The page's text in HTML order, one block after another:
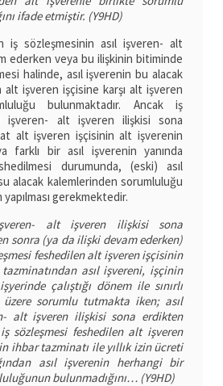
ifade etmiştir. (Y9HD)
iş sözleşmesinin asıl işveren- alt
ederken veya bu ilişkinin bitiminde
halinde, asıl işverenin bu alacak
işveren işçisine karşı alt işveren
bulunmaktadır. Ancak iş
işveren- alt işveren ilişkisi sona
alt işveren işçisinin alt işverenin
farklı bir asıl işverenin yanında
durumunda, (eski) asıl
alacak kalemlerinden sorumluluğu
gerekmektedir.
alt işveren ilişkisi sona
sonra (ya da ilişki devam ederken)
feshedilen alt işveren işçisinin
tazminatından asıl işvereni, işçinin
çalıştığı dönem ile sınırlı
üzere sorumlu tutmakta iken; asıl
alt işveren ilişkisi sona erdikten
sözleşmesi feshedilen alt işveren
ihbar tazminatı ile yıllık izin ücreti
asıl işverenin herhangi bir
bulunmadığını… (Y9HD)